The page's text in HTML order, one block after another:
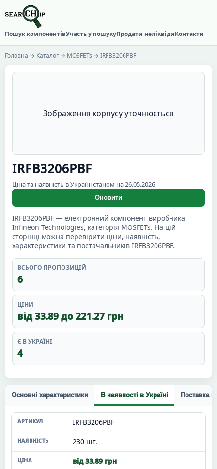
Пошук компонентівУчасть у пошукуПродати неліквідиКонтакти
Головна → Каталог → MOSFETs → IRFB3206PBF
Зображення корпусу уточнюється
IRFB3206PBF
Ціна та наявність в Україні станом на 26.05.2026
Оновити
IRFB3206PBF — електронний компонент виробника
Infineon Technologies, категорія MOSFETs. На цій
сторінці можна перевірити ціни, наявність,
характеристики та постачальників IRFB3206PBF.
ВСЬОГО ПРОПОЗИЦІЙ
6
ЦІНИ
від 33.89 до 221.27 грн
Є В УКРАЇНІ
4
Основні характеристики В наявності в Україні Поставка
IRFB3206PBF
230 шт.
від 33.89 грн